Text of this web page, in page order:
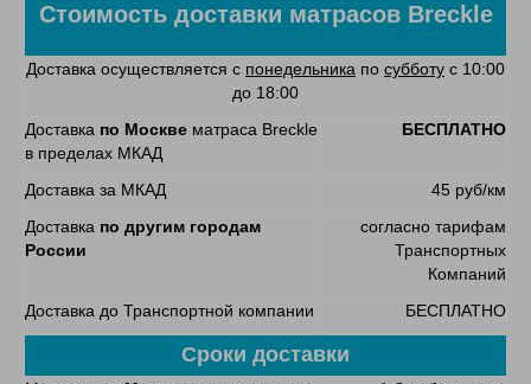
Стоимость доставки матрасов Breckle
Доставка осуществляется с понедельника по субботу с 10:00
до 18:00
Доставка по Москве матраса Breckle
в пределах МКАД
БЕСПЛАТНО
Доставка за МКАД
45 руб/км
Доставка по другим городам
России
согласно тарифам
Транспортных
Компаний
Доставка до Транспортной компании
БЕСПЛАТНО
Сроки доставки